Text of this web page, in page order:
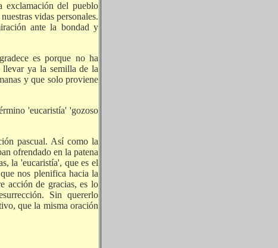
exclamación del pueblo
vidas personales.
ante la bondad y
es porque no ha
llevar ya la semilla de la
y que solo proviene
'eucaristía' 'gozoso
pascual. Así como la
ofrendado en la patena
la 'eucaristía', que es el
nos plenifica hacia la
acción de gracias, es lo
Sin quererlo
que la misma oración